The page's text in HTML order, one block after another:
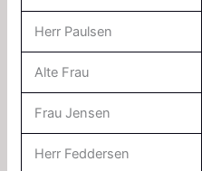
Herr Paulsen
Alte Frau
Frau Jensen
Herr Feddersen